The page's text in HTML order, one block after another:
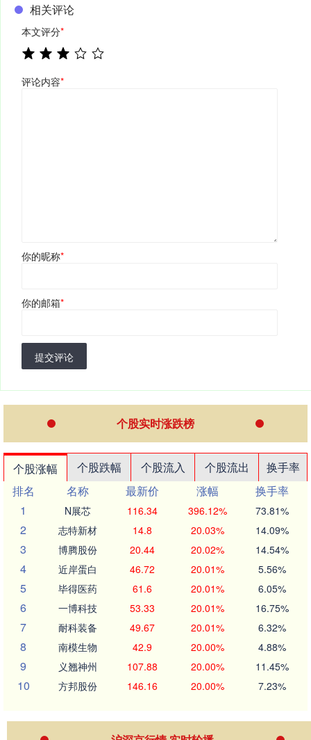
相关评论
本文评分*
评论内容*
你的昵称*
你的邮箱*
提交评论
个股实时涨跌榜
个股涨幅 个股跌幅 个股流入 个股流出
换手率
排名
名称 最新价 涨幅
换手率
1
N展芯 116.34 396.12% 73.81%
2 志特新材 14.8 20.03% 14.09%
3 博腾股份 20.44 20.02% 14.54%
4 近岸蛋白 46.72 20.01% 5.56%
5 毕得医药 61.6 20.01% 6.05%
6 一博科技 53.33 20.01% 16.75%
7 耐科装备 49.67 20.01% 6.32%
8 南模生物 42.9 20.00% 4.88%
9 义翘神州 107.88 20.00% 11.45%
10 方邦股份 146.16 20.00% 7.23%